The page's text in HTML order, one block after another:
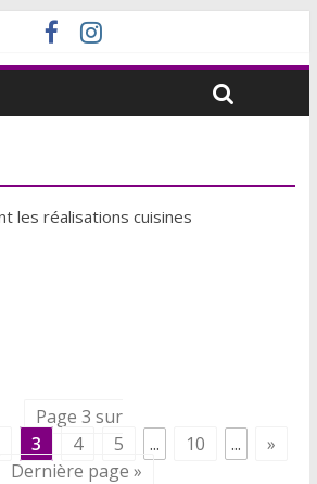
les réalisations cuisines
Page 3 sur
3 4 5 ... 10 ...
»
Dernière page »